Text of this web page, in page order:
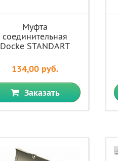
Муфта
соединительная
Docke STANDART
134,00 руб.
Заказать